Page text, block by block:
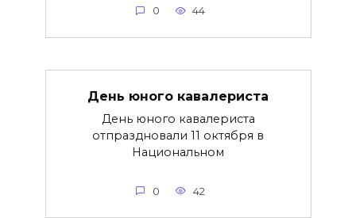
0 44
День юного кавалериста
День юного кавалериста
отпраздновали 11 октября в
Национальном
0 42